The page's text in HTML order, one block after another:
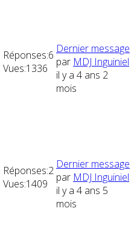
Réponses:6
Vues:1336
Dernier message
par MDJ Inguiniel
il y a 4 ans 2
mois
Réponses:2
Vues:1409
Dernier message
par MDJ Inguiniel
il y a 4 ans 5
mois